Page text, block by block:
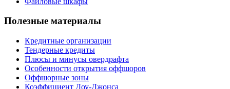
Полезные материалы
Кредитные организации
Тендерные кредиты
Плюсы и минусы овердрафта
Особенности открытия оффшоров
Оффшорные зоны
Коэффициент Доу-Джонса